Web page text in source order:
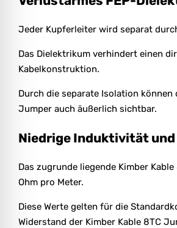
Jeder Kupferleiter wird separat
Das Dielektrikum verhindert einen
Kabelkonstruktion.
Durch die separate Isolation
Jumper auch äußerlich sichtbar.
Niedrige Induktivität
Das zugrunde liegende Kimber
Ohm pro Meter.
Diese Werte gelten für die
Widerstand der Kimber Kable 8TC